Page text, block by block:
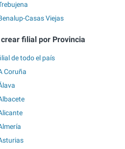
Casas Viejas
filial por Provincia
de todo el país
Coruña